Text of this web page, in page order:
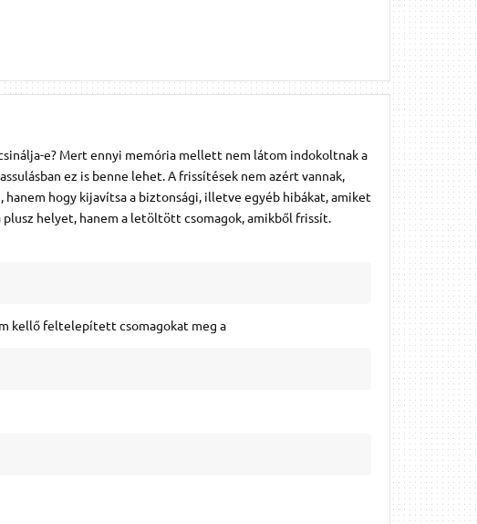
e? Mert ennyi memória mellett nem látom indokoltnak a
ez is benne lehet. A frissítések nem azért vannak,
hanem hogy kijavítsa a biztonsági, illetve egyéb hibákat, amiket
helyet, hanem a letöltött csomagok, amikből frissít.
kellő feltelepített csomagokat meg a